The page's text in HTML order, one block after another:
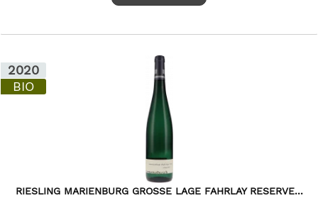
2020
BIO
RIESLING MARIENBURG GROSSE LAGE FAHRLAY RESERVE...